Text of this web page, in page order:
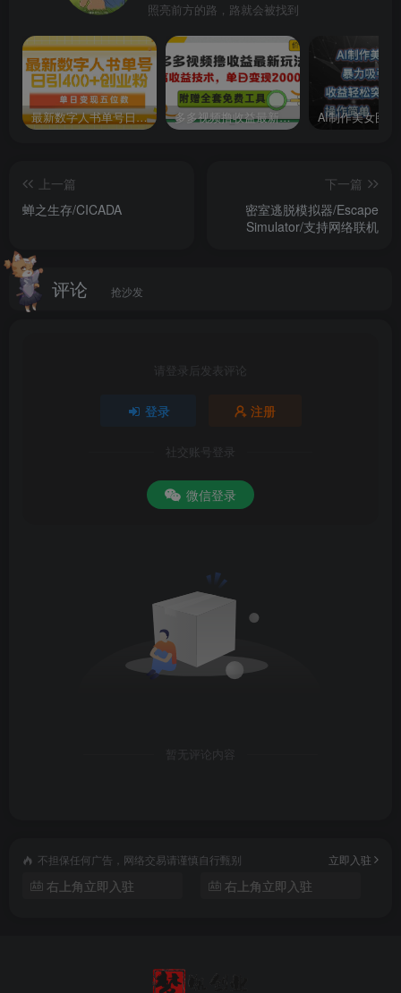
照亮前方的路，路就会被找到
最新数字人书单号日400+创业粉，单日变现五位数，市面卖5980附软件和详… 多多视频撸收益最新玩法，高收益技术，单日变现2000+，附赠全套技术资料
上一篇
蝉之生存/CICADA
下一篇
密室逃脱模拟器/Escape
Simulator/支持网络联机
评论 抢沙发
请登录后发表评论
登录 注册
社交账号登录
微信登录
暂无评论内容
不担保任何广告，网络交易请谨慎自行甄别 立即入驻
右上角立即入驻 右上角立即入驻